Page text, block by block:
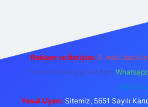
Reklam ve İletişim: E-mail:
forumhizmeti@gmail.com
Yasal Uyarı: Sitemiz, 5651 Sayılı